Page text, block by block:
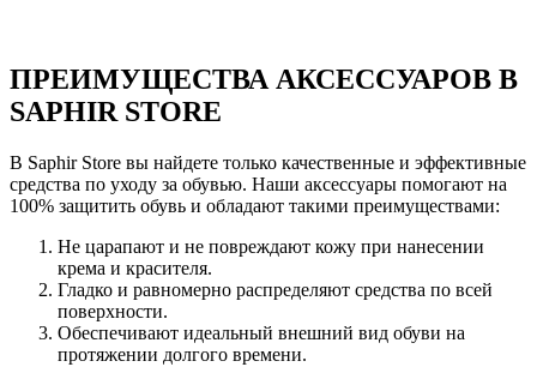
ПРЕИМУЩЕСТВА АКСЕССУАРОВ В
SAPHIR STORE
В Saphir Store вы найдете только качественные и эффективные
средства по уходу за обувью. Наши аксессуары помогают на
100% защитить обувь и обладают такими преимуществами:
Не царапают и не повреждают кожу при нанесении
крема и красителя.
Гладко и равномерно распределяют средства по всей
поверхности.
Обеспечивают идеальный внешний вид обуви на
протяжении долгого времени.